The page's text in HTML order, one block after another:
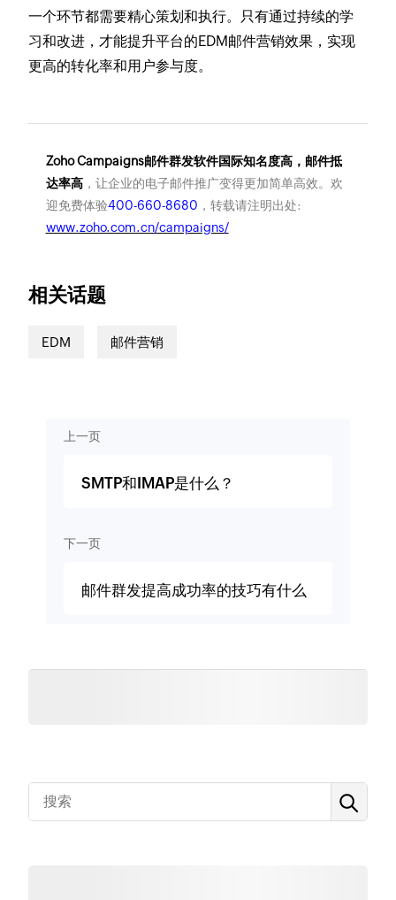
一个环节都需要精心策划和执行。只有通过持续的学
习和改进，才能提升平台的EDM邮件营销效果，实现
更高的转化率和用户参与度。
Zoho Campaigns邮件群发软件国际知名度高，邮件抵
达率高，让企业的电子邮件推广变得更加简单高效。欢
迎免费体验400-660-8680 ，转载请注明出处:
www.zoho.com.cn/campaigns/
相关话题
EDM 邮件营销
上一页
SMTP和IMAP是什么？
下一页
邮件群发提高成功率的技巧有什么